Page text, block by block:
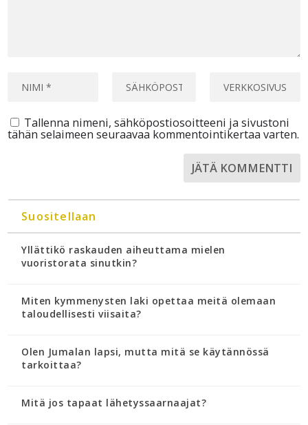
Tallenna nimeni, sähköpostiosoitteeni ja sivustoni
tähän selaimeen seuraavaa kommentointikertaa varten.
Suositellaan
Yllättikö raskauden aiheuttama mielen
vuoristorata sinutkin?
Miten kymmenysten laki opettaa meitä olemaan
taloudellisesti viisaita?
Olen Jumalan lapsi, mutta mitä se käytännössä
tarkoittaa?
Mitä jos tapaat lähetyssaarnaajat?